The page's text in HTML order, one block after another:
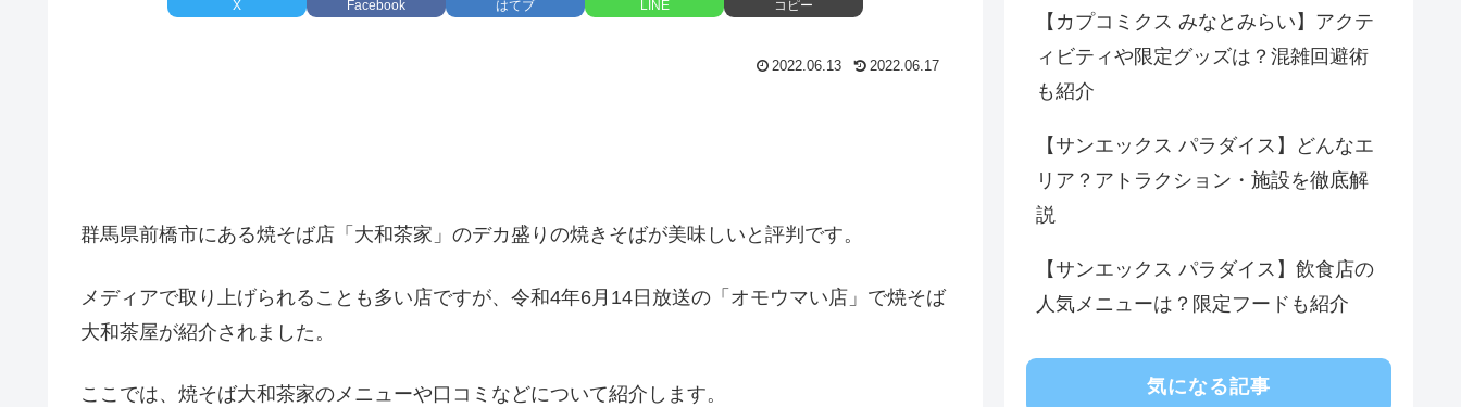
X Facebook はてブ LINE コピー
2022.06.13 2022.06.17
群馬県前橋市にある焼そば店「大和茶家」のデカ盛りの焼きそばが美味しいと評判です。
メディアで取り上げられることも多い店ですが、令和4年6月14日放送の「オモウマい店」で焼そば
大和茶屋が紹介されました。
ここでは、焼そば大和茶家のメニューや口コミなどについて紹介します。
【カプコミクス みなとみらい】アクテ
ィビティや限定グッズは？混雑回避術
も紹介
【サンエックス パラダイス】どんなエ
リア？アトラクション・施設を徹底解
説
【サンエックス パラダイス】飲食店の
人気メニューは？限定フードも紹介
気になる記事